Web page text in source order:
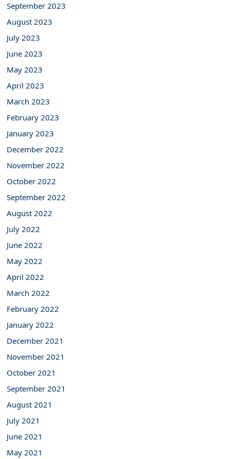
September 2023
August 2023
July 2023
June 2023
May 2023
April 2023
March 2023
February 2023
January 2023
December 2022
November 2022
October 2022
September 2022
August 2022
July 2022
June 2022
May 2022
April 2022
March 2022
February 2022
January 2022
December 2021
November 2021
October 2021
September 2021
August 2021
July 2021
June 2021
May 2021